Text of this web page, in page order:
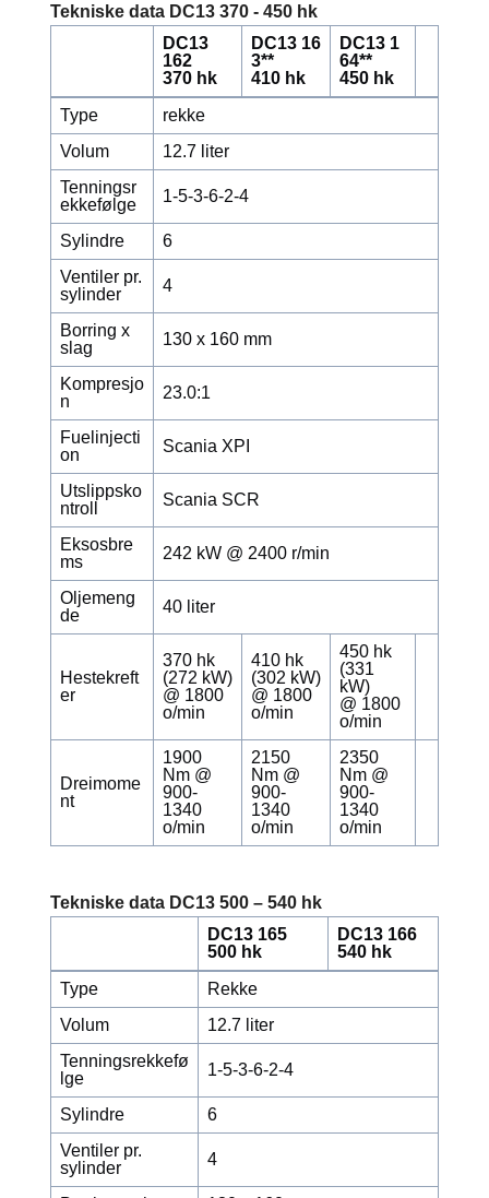
Tekniske data DC13 370 - 450 hk
DC13
162
370 hk
DC13 16
3**
410 hk
DC13 1
64**
450 hk
Type
rekke
Volum
12.7 liter
Tenningsr
ekkefølge
1-5-3-6-2-4
Sylindre
6
Ventiler pr.
sylinder
4
Borring x
slag
130 x 160 mm
Kompresjo
n
23.0:1
Fuelinjecti
on
Scania XPI
Utslippsko
ntroll
Scania SCR
Eksosbre
ms
242 kW @ 2400 r/min
Oljemeng
de
40 liter
Hestekreft
er
370 hk
(272 kW)
@ 1800
o/min
410 hk
(302 kW)
@ 1800
o/min
450 hk
(331
kW)
@ 1800
o/min
Dreimome
nt
1900
Nm @
900-
1340
o/min
2150
Nm @
900-
1340
o/min
2350
Nm @
900-
1340
o/min
Tekniske data DC13 500 – 540 hk
DC13 165
500 hk
DC13 166
540 hk
Type
Rekke
Volum
12.7 liter
Tenningsrekkefø
lge
1-5-3-6-2-4
Sylindre
6
Ventiler pr.
sylinder
4